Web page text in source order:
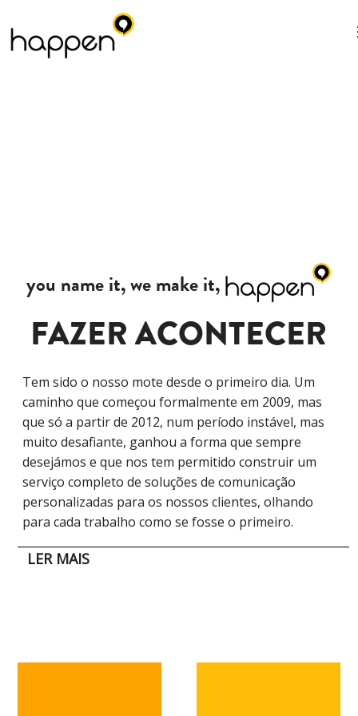
you name it, we make it,
FAZER ACONTECER
Tem sido o nosso mote desde o primeiro dia. Um
caminho que começou formalmente em 2009, mas
que só a partir de 2012, num período instável, mas
muito desafiante, ganhou a forma que sempre
desejámos e que nos tem permitido construir um
serviço completo de soluções de comunicação
personalizadas para os nossos clientes, olhando
para cada trabalho como se fosse o primeiro.
Um caminho construído com sucessos,
LER MAIS